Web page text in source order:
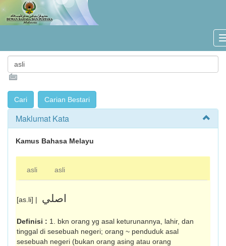
Maklumat Kata
Kamus Bahasa Melayu
asli asli
[as.li] | اصلي
Definisi : 1. bkn orang yg asal keturunannya, lahir, dan
tinggal di sesebuah negeri; orang ~ pen­duduk asal
sesebuah negeri (bukan orang asing atau orang